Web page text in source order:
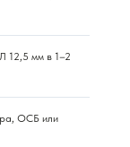
12,5 мм в 1–2
ОСБ или